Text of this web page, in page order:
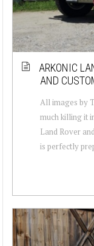
ARKONIC
AND
All images by
much killing it
Land Rover
is perfectly